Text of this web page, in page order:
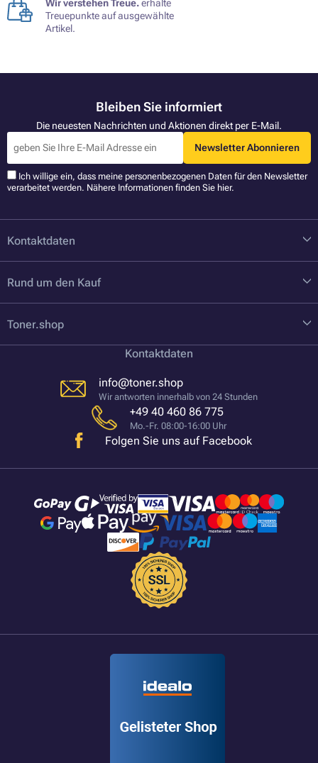
Wir verstehen Treue.erhalte
Treuepunkte auf ausgewählte
Artikel.
Bleiben Sie informiert
Die neuesten Nachrichten und Aktionen direkt per E-Mail.
Newsletter Abonnieren
Ich willige ein, dass meine personenbezogenen Daten für den Newsletter
verarbeitet werden. Nähere Informationen finden Sie hier.
Kontaktdaten
Rund um den Kauf
Toner.shop
Kontaktdaten
info@toner.shop
Wir antworten innerhalb von 24 Stunden
+49 40 460 86 775
Mo.-Fr. 08:00-16:00 Uhr
Folgen Sie uns auf Facebook